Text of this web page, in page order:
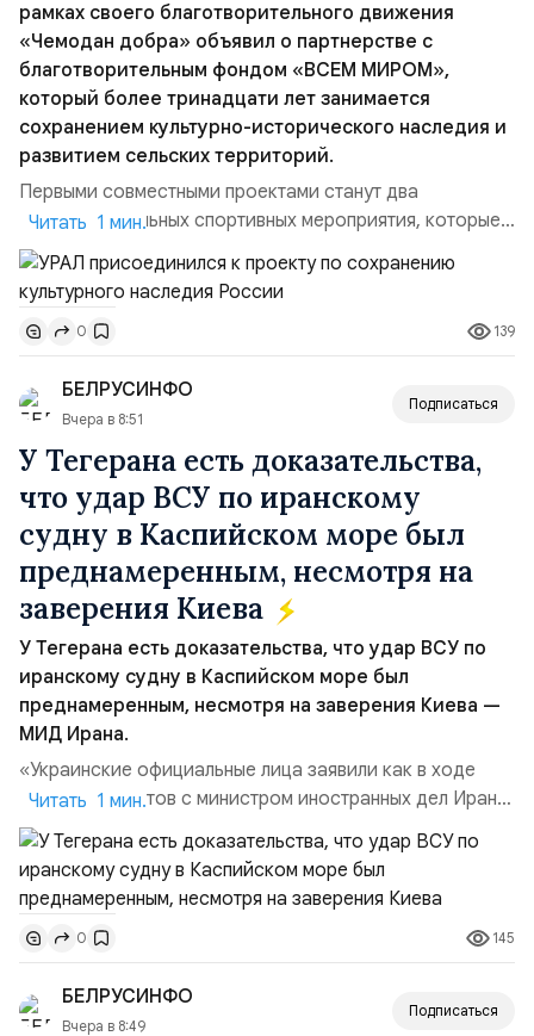
рамках своего благотворительного движения
«Чемодан добра» объявил о партнерстве с
благотворительным фондом «ВСЕМ МИРОМ»,
который более тринадцати лет занимается
сохранением культурно-исторического наследия и
развитием сельских территорий.
Первыми совместными проектами станут два
благотворительных спортивных мероприятия, которые
пройдут в августе в Ивановской области и объединят
жителей региона, волонтеров и участников со всей
страны. Для УРАЛ это продолжение философии
бренда, основанной на развитии российского
производства и продвижении русского звука.
Компания убеждена, что уважение к с...
Читать 1 мин.
0 139
БЕЛРУСИНФО
Вчера в 8:51
Подписаться
У Тегерана есть доказательства,
что удар ВСУ по иранскому
судну в Каспийском море был
преднамеренным, несмотря на
заверения Киева
У Тегерана есть доказательства, что удар ВСУ по
иранскому судну в Каспийском море был
преднамеренным, несмотря на заверения Киева —
МИД Ирана.
«Украинские официальные лица заявили как в ходе
прямых контактов с министром иностранных дел Ирана,
так и в сообщениях, направленных Ирану, что эта атака
не была преднамеренной», — заявил официальный
представитель МИД Ирана Эсмаил Багаи на пресс-
конференции в Тегеране 3 августа.Иранская сторона
ожидает от Украины практических шагов, которые
подтвер...
Читать 1 мин.
0 145
БЕЛРУСИНФО
Вчера в 8:49
Подписаться